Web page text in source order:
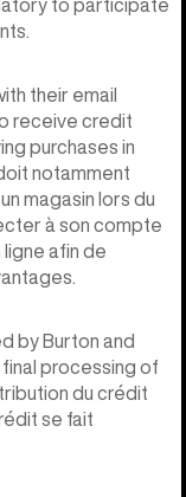
to participate
their email
receive credit
purchases in
notamment
magasin lors du
à son compte
afin de
by Burton and
processing of
du crédit
se fait